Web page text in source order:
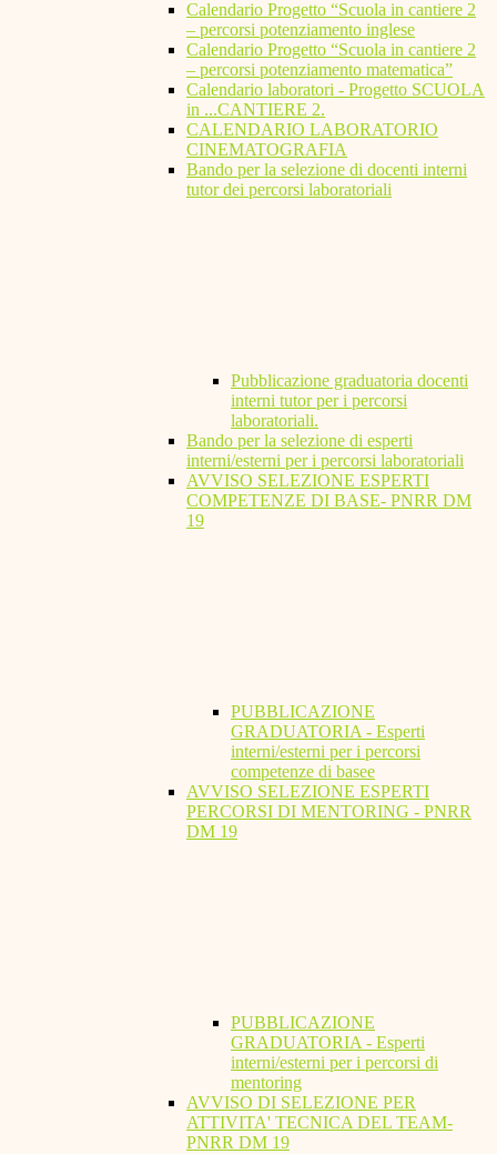
Calendario Progetto “Scuola in cantiere 2
– percorsi potenziamento inglese
Calendario Progetto “Scuola in cantiere 2
– percorsi potenziamento matematica”
Calendario laboratori - Progetto SCUOLA
in ...CANTIERE 2.
CALENDARIO LABORATORIO
CINEMATOGRAFIA
Bando per la selezione di docenti interni
tutor dei percorsi laboratoriali
Pubblicazione graduatoria docenti
interni tutor per i percorsi
laboratoriali.
Bando per la selezione di esperti
interni/esterni per i percorsi laboratoriali
AVVISO SELEZIONE ESPERTI
COMPETENZE DI BASE- PNRR DM
19
PUBBLICAZIONE
GRADUATORIA - Esperti
interni/esterni per i percorsi
competenze di basee
AVVISO SELEZIONE ESPERTI
PERCORSI DI MENTORING - PNRR
DM 19
PUBBLICAZIONE
GRADUATORIA - Esperti
interni/esterni per i percorsi di
mentoring
AVVISO DI SELEZIONE PER
ATTIVITA' TECNICA DEL TEAM-
PNRR DM 19